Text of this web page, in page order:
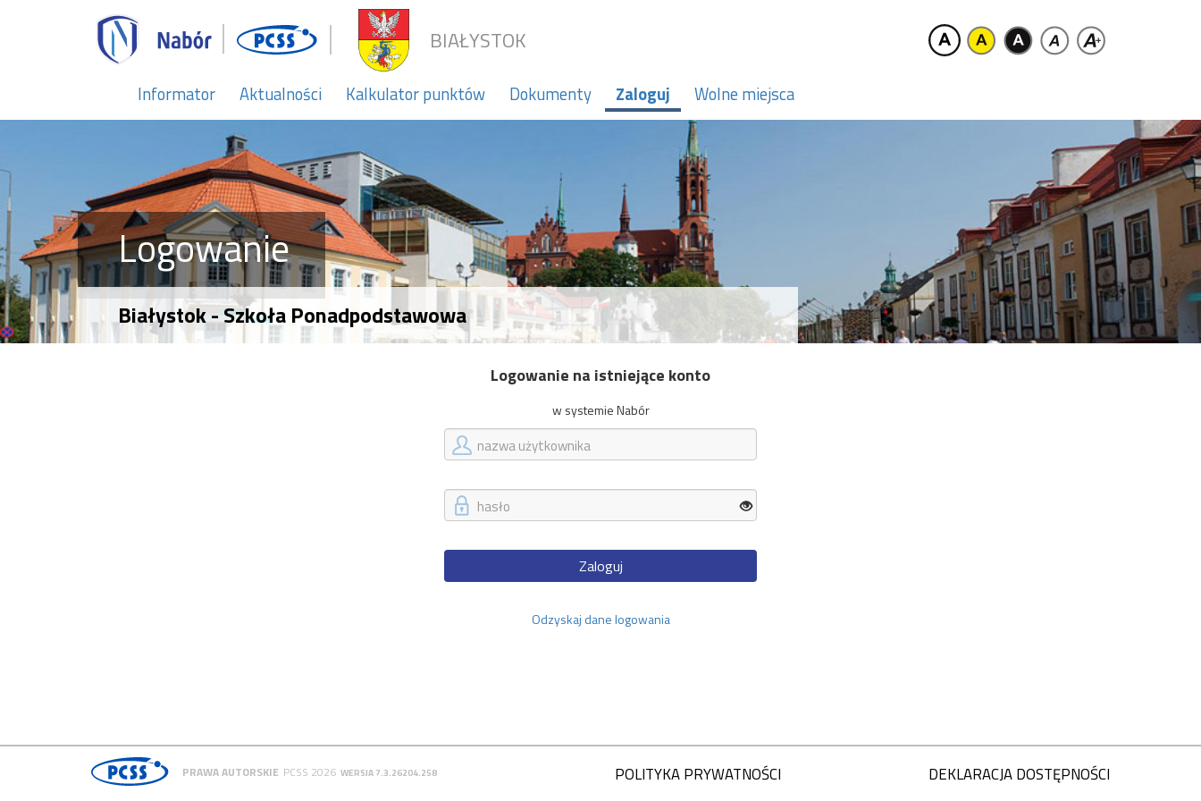
BIAŁYSTOK
Informator Aktualności Kalkulator punktów Dokumenty Zaloguj Wolne miejsca
Logowanie
Białystok - Szkoła Ponadpodstawowa
Logowanie na istniejące konto
w systemie Nabór
Zaloguj
Odzyskaj dane logowania
PRAWA AUTORSKIE PCSS 2026 WERSJA 7.3.26204.258 DEKLARACJA DOSTĘPNOŚCI
POLITYKA PRYWATNOŚCI